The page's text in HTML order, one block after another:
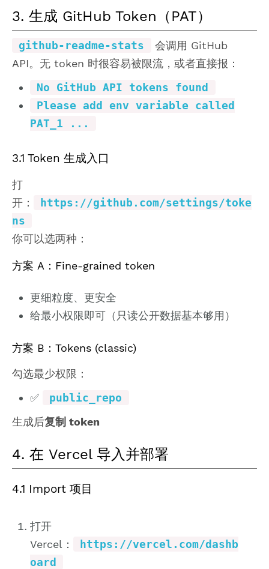
3. 生成 GitHub Token（PAT）
github-readme-stats
会调用 GitHub
API。无 token 时很容易被限流，或者直接报：
No GitHub API tokens found
Please add env variable called
PAT_1 ...
3.1 Token 生成入口
打
开：
https://github.com/settings/toke
ns
你可以选两种：
方案 A：Fine-grained token
更细粒度、更安全
给最小权限即可（只读公开数据基本够用）
方案 B：Tokens (classic)
勾选最少权限：
✅
public_repo
生成后复制 token
4. 在 Vercel 导入并部署
4.1 Import 项目
打开
Vercel：
https://vercel.com/dashb
oard